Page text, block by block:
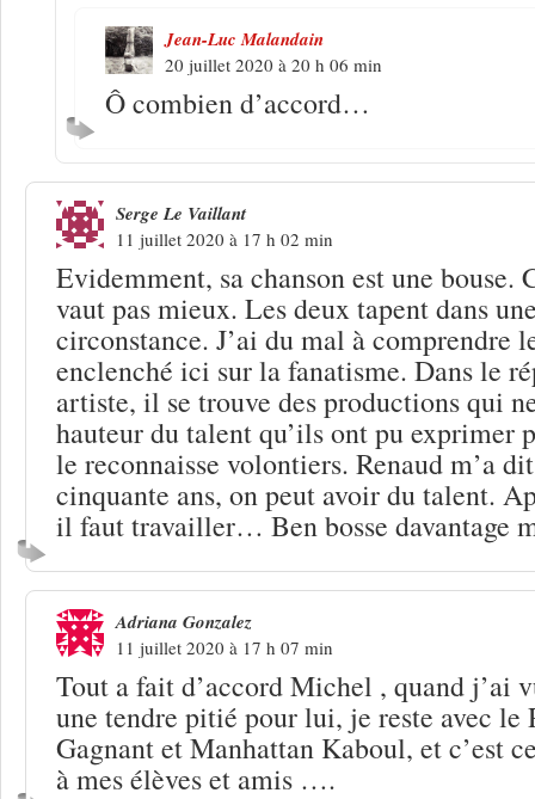
Jean-Luc Malandain
20 juillet 2020 à 20 h 06 min
Ô combien d’accord…
Serge Le Vaillant
11 juillet 2020 à 17 h 02 min
Evidemment, sa chanson est une bouse.
vaut pas mieux. Les deux tapent dans
circonstance. J’ai du mal à comprendre
enclenché ici sur la fanatisme. Dans le
artiste, il se trouve des productions qui
hauteur du talent qu’ils ont pu exprimer
le reconnaisse volontiers. Renaud m’a
cinquante ans, on peut avoir du talent.
il faut travailler… Ben bosse davantage
Adriana Gonzalez
11 juillet 2020 à 17 h 07 min
Tout a fait d’accord Michel , quand j’ai
une tendre pitié pour lui, je reste avec le
Gagnant et Manhattan Kaboul, et c’est
à mes élèves et amis ….